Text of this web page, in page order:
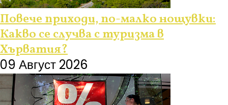
Повече приходи, по-малко нощувки:
Какво се случва с туризма в
Хърватия?
09 Август 2026